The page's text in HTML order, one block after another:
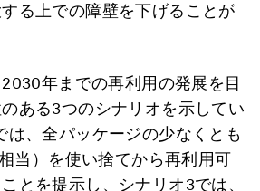
る上での障壁を下げることが
年までの再利用の発展を目
ある3つのシナリオを示してい
は、全パッケージの少なくとも
当）を使い捨てから再利用可
とを提示し、シナリオ3では、